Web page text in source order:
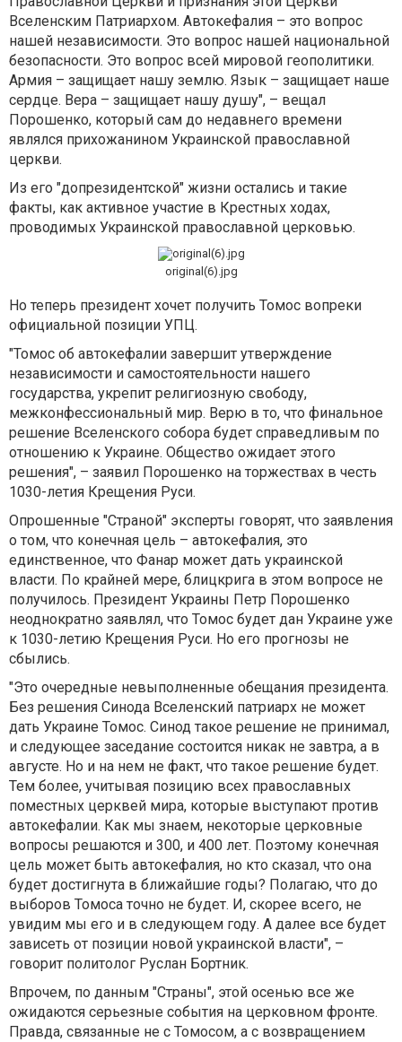
Вселенским Патриархом. Автокефалия – это вопрос
нашей независимости. Это вопрос нашей национальной
безопасности. Это вопрос всей мировой геополитики.
Армия – защищает нашу землю. Язык – защищает наше
сердце. Вера – защищает нашу душу", – вещал
Порошенко, который сам до недавнего времени
являлся прихожанином Украинской православной
церкви.
Из его "допрезидентской" жизни остались и такие
факты, как активное участие в Крестных ходах,
проводимых Украинской православной церковью.
original(6).jpg
Но теперь президент хочет получить Томос вопреки
официальной позиции УПЦ.
"Томос об автокефалии завершит утверждение
независимости и самостоятельности нашего
государства, укрепит религиозную свободу,
межконфессиональный мир. Верю в то, что финальное
решение Вселенского собора будет справедливым по
отношению к Украине. Общество ожидает этого
решения", – заявил Порошенко на торжествах в честь
1030-летия Крещения Руси.
Опрошенные "Страной" эксперты говорят, что заявления
о том, что конечная цель – автокефалия, это
единственное, что Фанар может дать украинской
власти. По крайней мере, блицкрига в этом вопросе не
получилось. Президент Украины Петр Порошенко
неоднократно заявлял, что Томос будет дан Украине уже
к 1030-летию Крещения Руси. Но его прогнозы не
сбылись.
"Это очередные невыполненные обещания президента.
Без решения Синода Вселенский патриарх не может
дать Украине Томос. Синод такое решение не принимал,
и следующее заседание состоится никак не завтра, а в
августе. Но и на нем не факт, что такое решение будет.
Тем более, учитывая позицию всех православных
поместных церквей мира, которые выступают против
автокефалии. Как мы знаем, некоторые церковные
вопросы решаются и 300, и 400 лет. Поэтому конечная
цель может быть автокефалия, но кто сказал, что она
будет достигнута в ближайшие годы? Полагаю, что до
выборов Томоса точно не будет. И, скорее всего, не
увидим мы его и в следующем году. А далее все будет
зависеть от позиции новой украинской власти", –
говорит политолог Руслан Бортник.
Впрочем, по данным "Страны", этой осенью все же
ожидаются серьезные события на церковном фронте.
Правда, связанные не с Томосом, а с возвращением